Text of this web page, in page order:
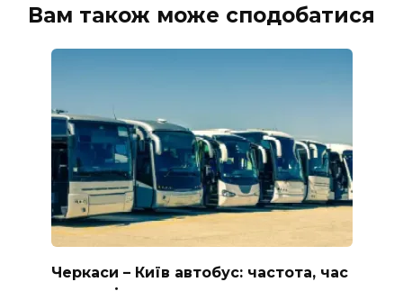
Вам також може сподобатися
Черкаси – Київ автобус: частота, час